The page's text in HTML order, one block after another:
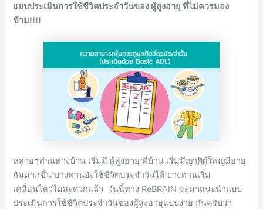
แบบประเมินการใช้ชีวิตประจำวันของ ผู้สูงอายุ ที่ไม่ควรมอง
ข้าม!!!!
หลายๆท่านทางบ้าน เริ่มมี ผู้สูงอายุ ที่บ้าน เริ่มมีญาติผู้ใหญ่มีอายุ
กันมากขึ้น บางท่านยังใช้ชีวิตประจำวันได้ บางท่านเริ่ม
เคลื่อนไหวไม่สะดวกแล้ว วันนี้ทาง ReBRAIN จะมาแนะนำแบบ
ประเมินการใช้ชีวิตประจำวันของผู้สูงอายุแบบง่าย กันครับว่า